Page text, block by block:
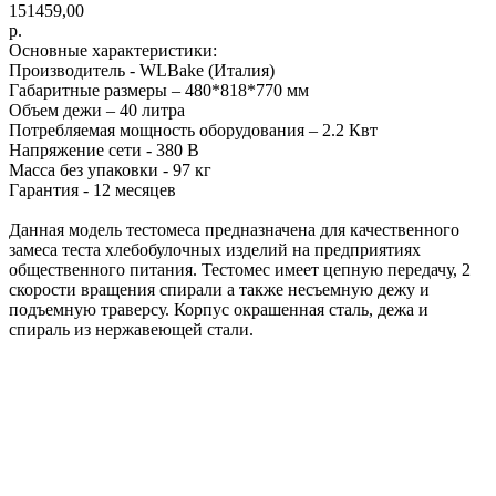
151459,00
р.
Основные характеристики:
Производитель - WLBake (Италия)
Габаритные размеры – 480*818*770 мм
Объем дежи – 40 литра
Потребляемая мощность оборудования – 2.2 Квт
Напряжение сети - 380 В
Масса без упаковки - 97 кг
Гарантия - 12 месяцев
Данная модель тестомеса предназначена для качественного
замеса теста хлебобулочных изделий на предприятиях
общественного питания. Тестомес имеет цепную передачу, 2
скорости вращения спирали а также несъемную дежу и
подъемную траверсу. Корпус окрашенная сталь, дежа и
спираль из нержавеющей стали.